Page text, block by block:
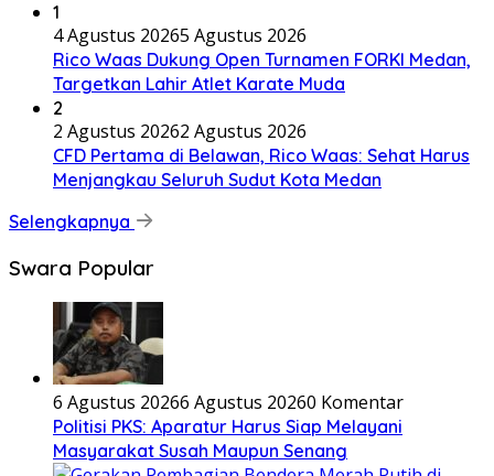
1
4 Agustus 20265 Agustus 2026
Rico Waas Dukung Open Turnamen FORKI Medan,
Targetkan Lahir Atlet Karate Muda
2
2 Agustus 20262 Agustus 2026
CFD Pertama di Belawan, Rico Waas: Sehat Harus
Menjangkau Seluruh Sudut Kota Medan
Selengkapnya
Swara Popular
6 Agustus 20266 Agustus 20260 Komentar
Politisi PKS: Aparatur Harus Siap Melayani
Masyarakat Susah Maupun Senang